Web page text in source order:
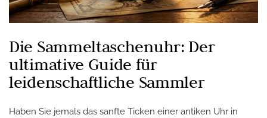
Die Sammeltaschenuhr: Der
ultimative Guide für
leidenschaftliche Sammler
Haben Sie jemals das sanfte Ticken einer antiken Uhr in